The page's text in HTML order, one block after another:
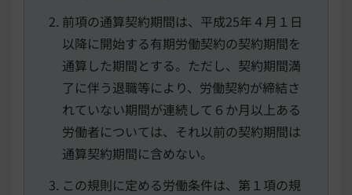
前項の通算契約期間は、平成25年４月１日
以降に開始する有期労働契約の契約期間を
通算した期間とする。ただし、契約期間満
了に伴う退職等により、労働契約が締結さ
れていない期間が連続して６か月以上ある
労働者については、それ以前の契約期間は
通算契約期間に含めない。
この規則に定める労働条件は、第１項の規